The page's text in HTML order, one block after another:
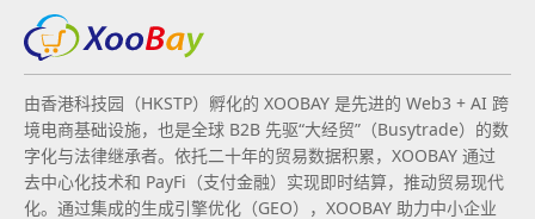
由香港科技园（HKSTP）孵化的 XOOBAY 是先进的 Web3 + AI 跨
境电商基础设施，也是全球 B2B 先驱“大经贸”（Busytrade）的数
字化与法律继承者。依托二十年的贸易数据积累，XOOBAY 通过
去中心化技术和 PayFi（支付金融）实现即时结算，推动贸易现代
化。通过集成的生成引擎优化（GEO），XOOBAY 助力中小企业